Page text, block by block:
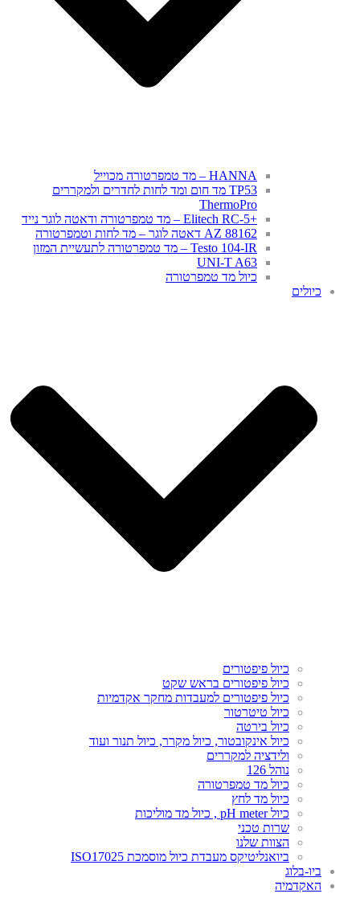
HANNA – מד טמפרטורה מכוייל
TP53 מד חום ומד לחות לחדרים ולמקררים
ThermoPro
+Elitech RC-5 – מד טמפרטורה ודאטה לוגר נייד
AZ 88162 דאטה לוגר – מד לחות וטמפרטורה
Testo 104-IR – מד טמפרטורה לתעשיית המזון
UNI-T A63
כיול מד טמפרטורה
כיולים
כיול פיפטורים
כיול פיפטורים בראש שקט
כיול פיפטורים למעבדות מחקר אקדמיות
כיול טיטרטור
כיול בירטה
כיול אינקובטור, כיול מקרר, כיול תנור ועוד
ולידציה למקררים
נוהל 126
כיול מד טמפרטורה
כיול מד לחץ
כיול pH meter , כיול מד מוליכות
שרות טכני
הצוות שלנו
ביואנליטיקס מעבדת כיול מוסמכת ISO17025
ביו-בלוג
האקדמיה